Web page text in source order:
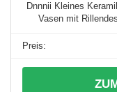
Dnnnii Kleines
Vasen mit